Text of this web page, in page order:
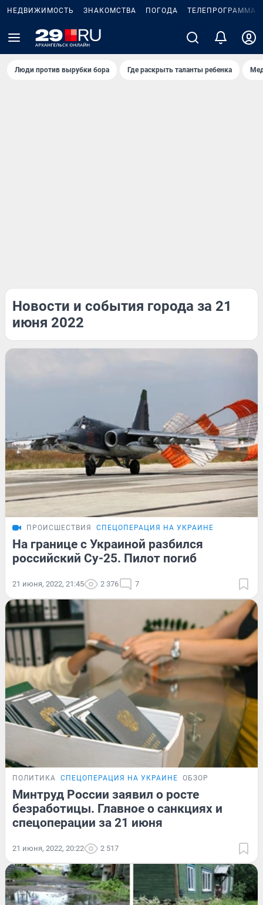
НЕДВИЖИМОСТЬ ЗНАКОМСТВА ПОГОДА ТЕЛЕПРОГРАММА
Люди против вырубки бора Где раскрыть таланты ребенка
Новости и события города за 21
июня 2022
ПРОИСШЕСТВИЯ СПЕЦОПЕРАЦИЯ НА УКРАИНЕ
На границе с Украиной разбился
российский Су-25. Пилот погиб
21 июня, 2022, 21:45 2 376 7
ПОЛИТИКА СПЕЦОПЕРАЦИЯ НА УКРАИНЕ ОБЗОР
Минтруд России заявил о росте
безработицы. Главное о санкциях и
спецоперации за 21 июня
21 июня, 2022, 20:22 2 517